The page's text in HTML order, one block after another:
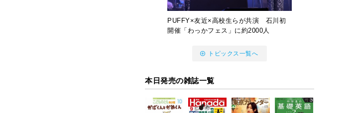
PUFFY×友近×高校生らが共演 石川初
開催「わっかフェス」に約2000人
トピックス一覧へ
本日発売の雑誌一覧